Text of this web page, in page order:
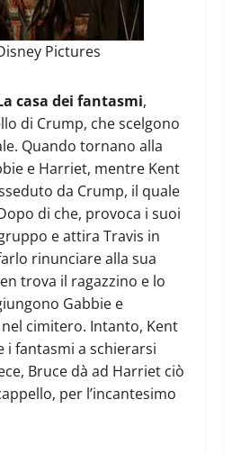
Pictures
casa dei fantasmi,
di Crump, che scelgono
Quando tornano alla
e Harriet, mentre Kent
da Crump, il quale
di che, provoca i suoi
e attira Travis in
rinunciare alla sua
trova il ragazzino e lo
Gabbie e
cimitero. Intanto, Kent
i fantasmi a schierarsi
Bruce dà ad Harriet ciò
per l’incantesimo